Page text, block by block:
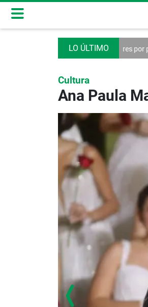
vehiculares por problemas logísticos
Cultura
Ana Paula